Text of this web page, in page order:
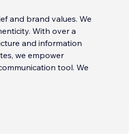
and brand values. We
With over a
and information
we empower
tool. We